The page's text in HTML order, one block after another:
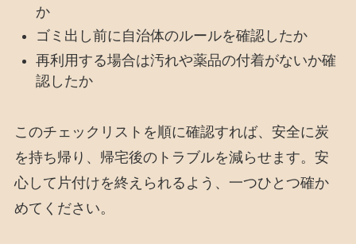
か
ゴミ出し前に自治体のルールを確認したか
再利用する場合は汚れや薬品の付着がないか確
認したか
このチェックリストを順に確認すれば、安全に炭
を持ち帰り、帰宅後のトラブルを減らせます。安
心して片付けを終えられるよう、一つひとつ確か
めてください。